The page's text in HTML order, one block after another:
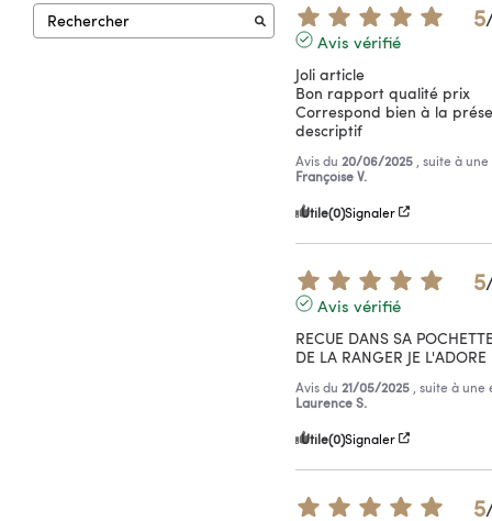
5
Avis vérifié
Joli article
Bon rapport qualité prix
Correspond bien à la
descriptif
Avis du 20/06/2025 , suite à
Françoise V.
Utile(0)Signaler
5
Avis vérifié
RECUE DANS SA
DE LA RANGER JE
Avis du 21/05/2025 , suite à
Laurence S.
Utile(0)Signaler
5